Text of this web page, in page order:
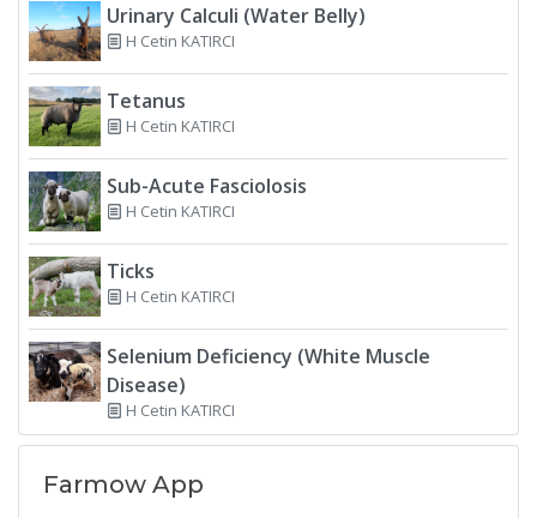
Urinary Calculi (Water Belly)
H Cetin KATIRCI
Tetanus
H Cetin KATIRCI
Sub-Acute Fasciolosis
H Cetin KATIRCI
Ticks
H Cetin KATIRCI
Selenium Deficiency (White Muscle
Disease)
H Cetin KATIRCI
Farmow App